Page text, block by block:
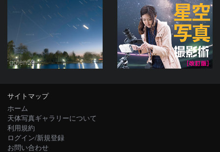
goten59
サイトマップ
ホーム
天体写真ギャラリーについて
利用規約
ログイン/新規登録
お問い合わせ